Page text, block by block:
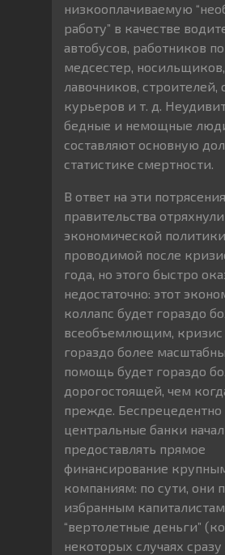
низкооплачиваемую
работу” в качестве
автобусов, работников
медсестер, носильщиков,
лавочников, строителей,
курьеров и т. д.
бедные и немощные
составляют основную
статистике смертности.
В ответ на эти
правительства
экономической
проводимой после
года, но этого быстро
недостаточно: этот
коллапс будет гораздо
всеобъемлющим, кризис
гораздо более
помощь будет гораздо
дорогостоящей, чем
прежде. Беспрецедентно
центральные банки
предоставлять прямое
финансирование
компаниям: по сути, они
избранным капиталистам
“вертолетные деньги”
некоторых случаях